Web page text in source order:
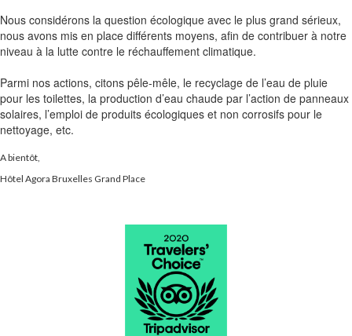
Nous considérons la question écologique avec le plus grand sérieux,
nous avons mis en place différents moyens, afin de contribuer à notre
niveau à la lutte contre le réchauffement climatique.
Parmi nos actions, citons pêle-mêle, le recyclage de l’eau de pluie
pour les toilettes, la production d’eau chaude par l’action de panneaux
solaires, l’emploi de produits écologiques et non corrosifs pour le
nettoyage, etc.
A bientôt,
Hôtel Agora Bruxelles Grand Place